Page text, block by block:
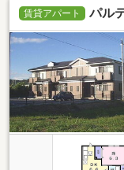
賃貸アパート パル